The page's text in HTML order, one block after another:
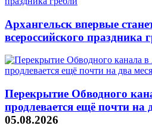
Архангельск впервые
всероссийского праздника
Перекрытие Обводного
продлевается ещё почти на
05.08.2026